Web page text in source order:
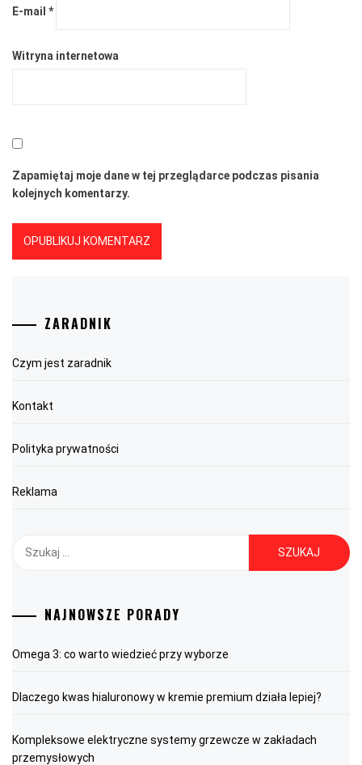
E-mail *
Witryna internetowa
Zapamiętaj moje dane w tej przeglądarce podczas pisania
kolejnych komentarzy.
ZARADNIK
Czym jest zaradnik
Kontakt
Polityka prywatności
Reklama
NAJNOWSZE PORADY
Omega 3: co warto wiedzieć przy wyborze
Dlaczego kwas hialuronowy w kremie premium działa lepiej?
Kompleksowe elektryczne systemy grzewcze w zakładach
przemysłowych